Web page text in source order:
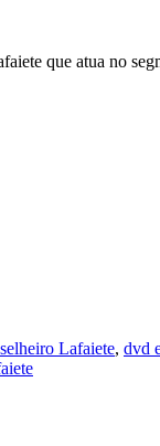
que atua no
Lafaiete, dvd